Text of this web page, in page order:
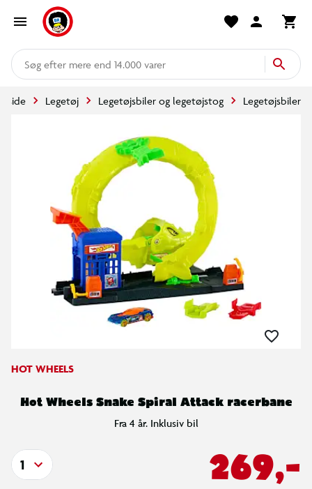
mere end 14.000 varer
Legetøj Legetøjsbiler og legetøjstog Legetøjsbiler
HOT WHEELS
Hot Wheels Snake Spiral Attack racerbane
Fra 4 år. Inklusiv bil
269,-
1